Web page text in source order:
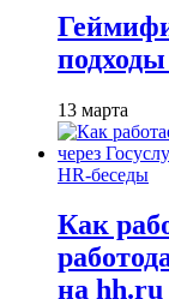
13 марта
HR-беседы
Как
на hh.ru